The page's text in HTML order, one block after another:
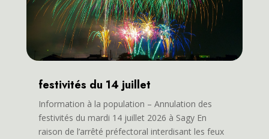
festivités du 14 juillet
Information à la population – Annulation des
festivités du mardi 14 juillet 2026 à Sagy En
raison de l’arrêté préfectoral interdisant les feux